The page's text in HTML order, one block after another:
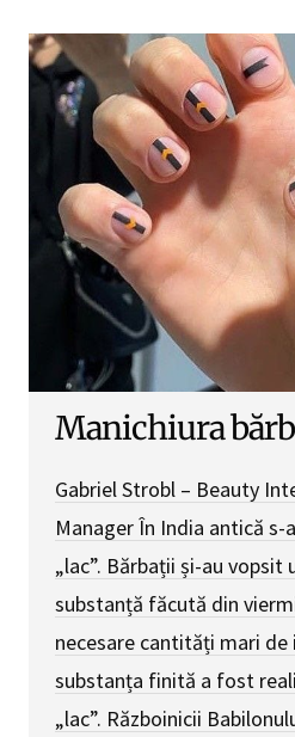
Manichiura
Gabriel Strobl – Beauty
Manager În India antică
„lac”. Bărbații și-au vopsit
substanță făcută din
necesare cantități mari
substanța finită a fost
„lac”. Războinicii